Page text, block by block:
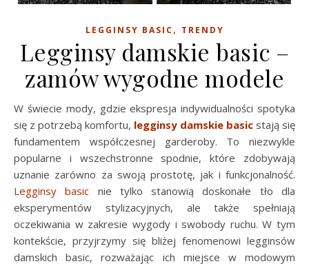
LEGGINSY BASIC, TRENDY
Legginsy damskie basic –
zamów wygodne modele
W świecie mody, gdzie ekspresja indywidualności spotyka
się z potrzebą komfortu, legginsy damskie basic stają się
fundamentem współczesnej garderoby. To niezwykle
popularne i wszechstronne spodnie, które zdobywają
uznanie zarówno za swoją prostotę, jak i funkcjonalność.
Legginsy basic nie tylko stanowią doskonałe tło dla
eksperymentów stylizacyjnych, ale także spełniają
oczekiwania w zakresie wygody i swobody ruchu. W tym
kontekście, przyjrzymy się bliżej fenomenowi legginsów
damskich basic, rozważając ich miejsce w modowym